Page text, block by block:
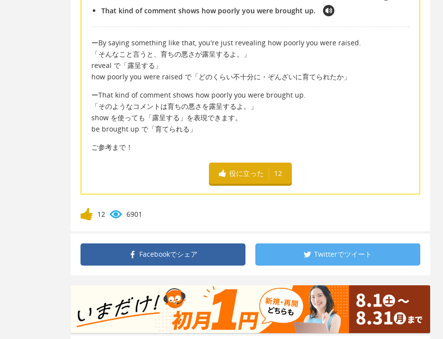
That kind of comment shows how poorly you were brought up.
ーBy saying something like that, you're just revealing how poorly you were raised.
「そんなこと言うと、育ちの悪さが露呈するよ。」
reveal で「露呈する」
how poorly you were raised で「どのくらい不十分に・ぞんざいに育てられたか」
ーThat kind of comment shows how poorly you were brought up.
「そのようなコメントは育ちの悪さを露呈するよ。」
show を使っても「露呈する」を表現できます。
be brought up で「育てられる」
ご参考まで！
役に立った 12
12 6901
Facebookでシェア Twitterでツイート